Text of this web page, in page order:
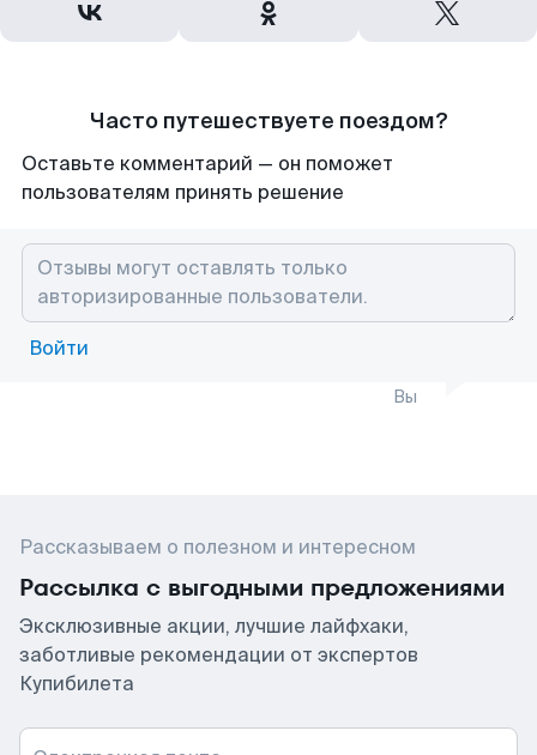
Часто путешествуете поездом?
Оставьте комментарий — он поможет
пользователям принять решение
Войти
Вы
Рассказываем о полезном и интересном
Рассылка с выгодными предложениями
Эксклюзивные акции, лучшие лайфхаки,
заботливые рекомендации от экспертов
Купибилета